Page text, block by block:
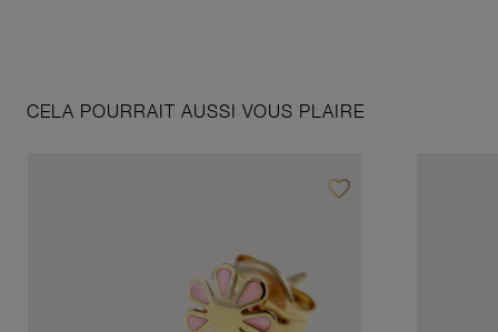
CELA POURRAIT AUSSI VOUS PLAIRE
favorite_borderAjouter à vos favoris